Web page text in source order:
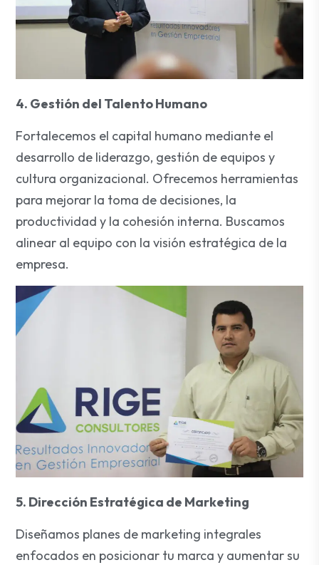
4. Gestión del Talento Humano
Fortalecemos el capital humano mediante el
desarrollo de liderazgo, gestión de equipos y
cultura organizacional. Ofrecemos herramientas
para mejorar la toma de decisiones, la
productividad y la cohesión interna. Buscamos
alinear al equipo con la visión estratégica de la
empresa.
5. Dirección Estratégica de Marketing
Diseñamos planes de marketing integrales
enfocados en posicionar tu marca y aumentar su